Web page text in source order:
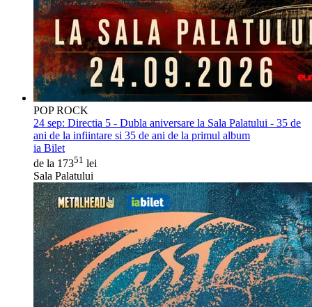
POP ROCK
24 sep: Directia 5 - Dubla aniversare la Sala Palatului - 35 de
ani de la infiintare si 35 de ani de la primul album
ia Bilet
de la 17351 lei
Sala Palatului